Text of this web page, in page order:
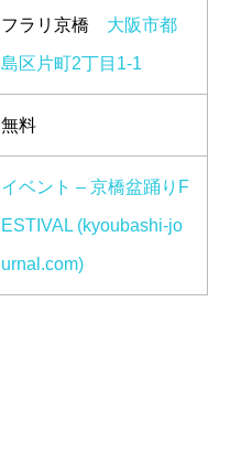
フラリ京橋 大阪市都
島区片町2丁目1-1
無料
イベント – 京橋盆踊りF
ESTIVAL (kyoubashi-jo
urnal.com)